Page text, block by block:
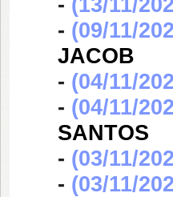
- (13/11/
- (09/11/
JACOB
- (04/11/
- (04/11/
SANTOS
- (03/11/
- (03/11/